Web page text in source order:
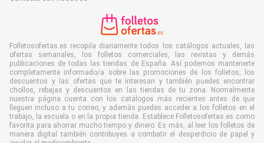
Folletosofertas.es recopila diariamente todos los catálogos actuales, las
ofertas semanales, los folletos comerciales, las revistas y demás
publicaciones de todas las tiendas de España. Así podemos mantenerte
completamente informado/a sobre las promociones de los folletos, los
descuentos y las ofertas que te interesan y también puedes encontrar
chollos, rebajas y descuentos en las tiendas de tu zona. Normalmente
nuestra página cuenta con los catálogos más recientes antes de que
lleguen incluso a tu correo, y además puedes acceder a los folletos en el
trabajo, la escuela o en la propia tienda. Establece Folletosofertas.es como
favorita para ahorrar mucho tiempo y dinero. Es más, al leer los folletos de
manera digital también contribuyes a combatir el desperdicio de papel y